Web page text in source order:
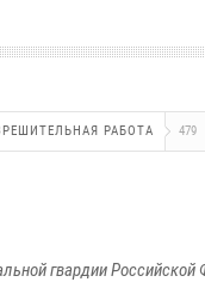
РАБОТА 479
гвардии